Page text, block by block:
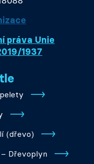
práva Unie
1937
(dřevo)
Dřevoplyn